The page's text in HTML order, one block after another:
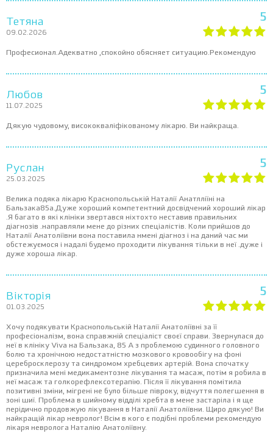
Teтяна
09.02.2026
5
Професионал.Адекватно ,спокойно обясняет ситуацию.Рекомендую
Любов
11.07.2025
5
Дякую чудовому, висококваліфікованому лікарю. Ви найкраща.
Руслан
25.03.2025
5
Велика подяка лікарю Краснопольській Наталії Анатлліїні на
Бальзака85а.Дуже хороший компетентний досвідчений хороший лікар
.Я багато в які клініки звертався ніхтохто неставив правильних
діагнозів .направляли мене до різних спеціалістів. Коли прийшов до
Наталії Анатоліївни вона поставила нмені діагноз і на даний час ми
обстежуємося і надалі будемо проходити лікування тільки в неї .дуже і
дуже хороша лікар.
Вікторія
01.03.2025
5
Хочу подякувати Краснопольській Наталії Анатоліївні за її
професіоналізм, вона справжній спеціаліст своєї справи. Звернулася до
неї в клініку Viva на Бальзака, 85 А з проблемою судинного головного
болю та хронічною недостатністю мозкового кровообігу на фоні
церебросклерозу та синдромом хребцевих артерій. Вона спочатку
призначила мені медикаментозне лікування та масаж, потім я робила в
неї масаж та голкорефлексотерапію. Після її лікування помітила
позитивні зміни, мігрені не було більше півроку, відчуття полегшення в
зоні шиї. Проблема в шийному відділі хребта в мене застаріла і я ще
перідично продовжую лікування в Наталії Анатоліївни. Щиро дякую! Ви
найкращій лікар невролог! Всім в кого є подібні проблеми рекомендую
лікаря невролога Наталію Анатоліївну.